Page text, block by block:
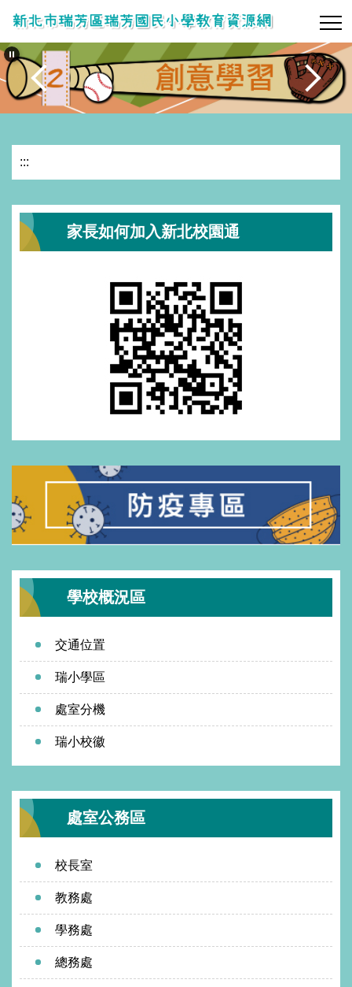
跳
到
主
要
內
:::
家長如何加入新北校園通
學校概況區
交通位置
瑞小學區
處室分機
瑞小校徽
處室公務區
校長室
教務處
學務處
總務處